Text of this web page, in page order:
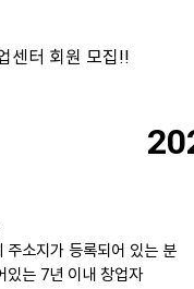
센터 회원 모집!!
주소지가 등록되어 있는 분
있는 7년 이내 창업자